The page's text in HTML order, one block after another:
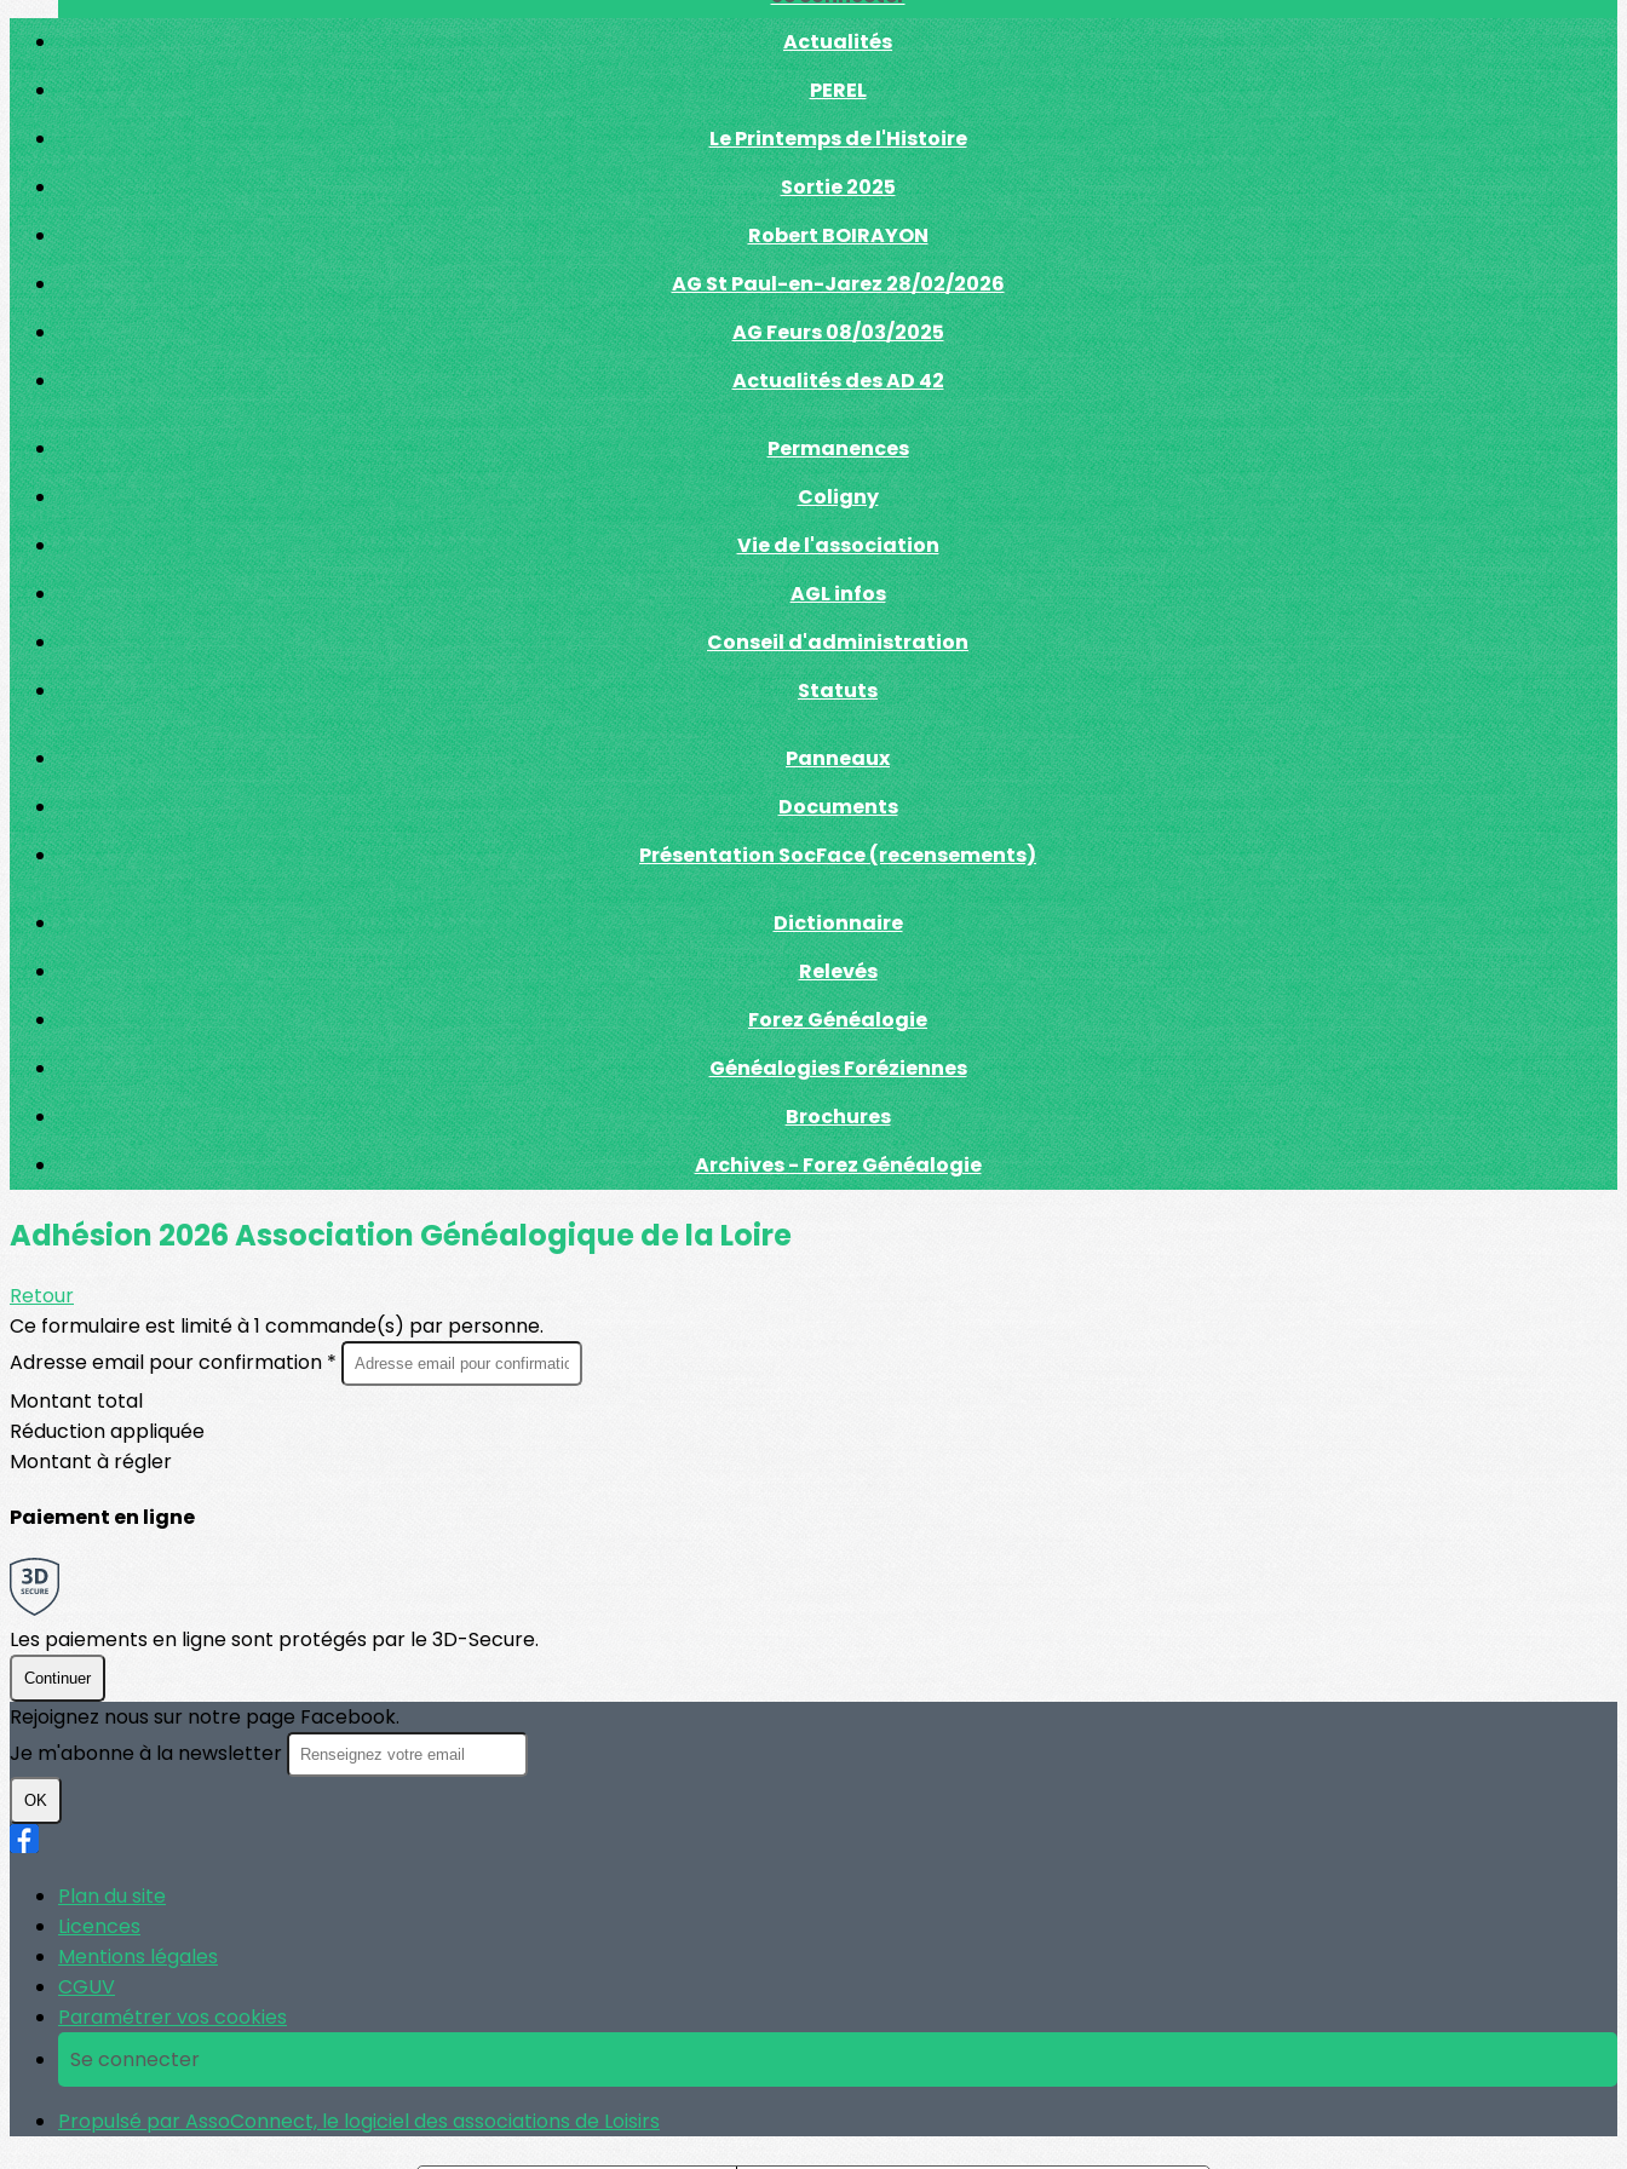
Actualités
PEREL
Le Printemps de l'Histoire
Sortie 2025
Robert BOIRAYON
AG St Paul-en-Jarez 28/02/2026
AG Feurs 08/03/2025
Actualités des AD 42
Permanences
Coligny
Vie de l'association
AGL infos
Conseil d'administration
Statuts
Panneaux
Documents
Présentation SocFace (recensements)
Dictionnaire
Relevés
Forez Généalogie
Généalogies Foréziennes
Brochures
Archives - Forez Généalogie
Adhésion 2026 Association Généalogique de la Loire
Retour
Ce formulaire est limité à 1 commande(s) par personne.
Adresse email pour confirmation *
Montant total
Réduction appliquée
Montant à régler
Paiement en ligne
Les paiements en ligne sont protégés par le 3D-Secure.
Continuer
Rejoignez nous sur notre page Facebook.
Je m'abonne à la newsletter
OK
Plan du site
Licences
Mentions légales
CGUV
Paramétrer vos cookies
Se connecter
Propulsé par AssoConnect, le logiciel des associations de Loisirs